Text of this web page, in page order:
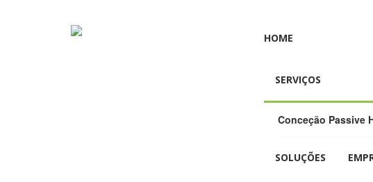
HOME
SERVIÇOS
Conceção Passive
SOLUÇÕES